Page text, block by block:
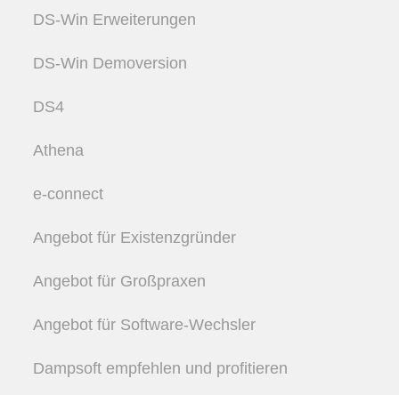
DS-Win Erweiterungen
DS-Win Demoversion
DS4
Athena
e-connect
Angebot für Existenzgründer
Angebot für Großpraxen
Angebot für Software-Wechsler
Dampsoft empfehlen und profitieren